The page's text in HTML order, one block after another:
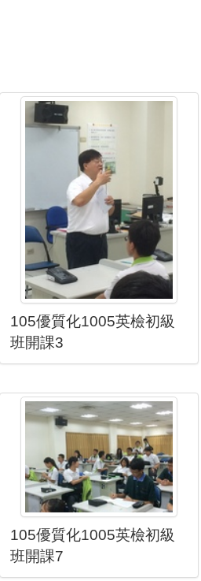
105優質化1005英檢初級
班開課3
105優質化1005英檢初級
班開課7